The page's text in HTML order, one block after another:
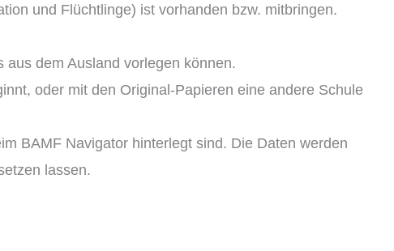
und Flüchtlinge) ist vorhanden bzw. mitbringen.
dem Ausland vorlegen können.
oder mit den Original-Papieren eine andere Schule
BAMF Navigator hinterlegt sind. Die Daten werden
lassen.